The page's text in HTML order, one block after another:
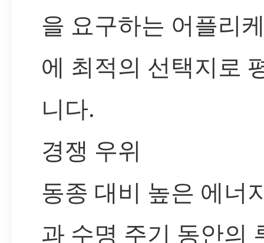
을 요구하는 어플리
에 최적의 선택지로
니다.
경쟁 우위
동종 대비 높은 에너
과 수명 주기 동안의